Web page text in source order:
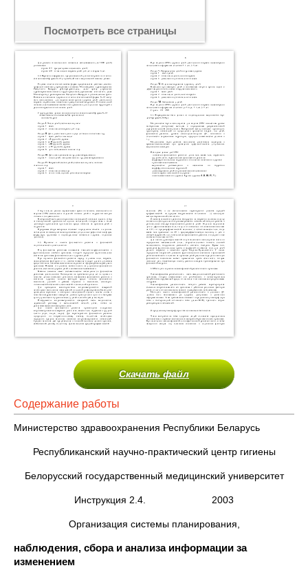
Посмотреть все страницы
Скачать файл
Содержание работы
Министерство здравоохранения Республики Беларусь
Республиканский научно-практический центр гигиены
Белорусский государственный медицинский университет
Инструкция 2.4. 2003
Организация системы планирования,
наблюдения, сбора и анализа информации за
изменением